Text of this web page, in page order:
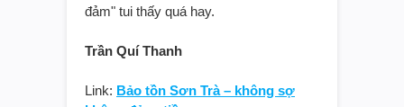
đảm" tui thấy quá hay.
Trần Quí Thanh
Link: Bảo tồn Sơn Trà – không sợ